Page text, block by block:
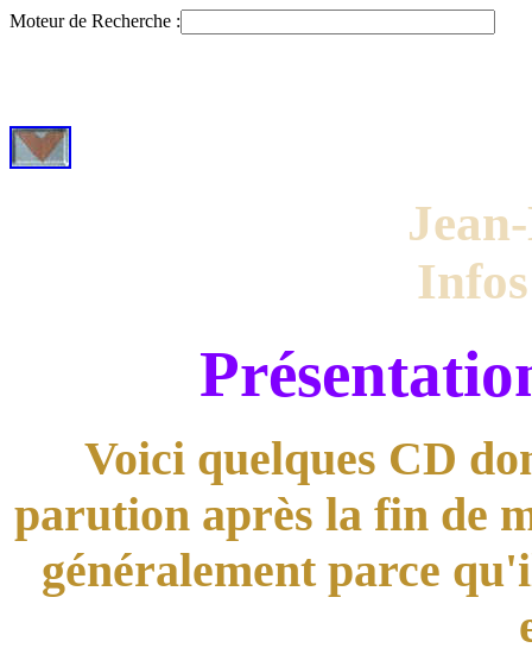
Moteur de Recherche :
Voici quelques CD
parution après la fin de
généralement parce